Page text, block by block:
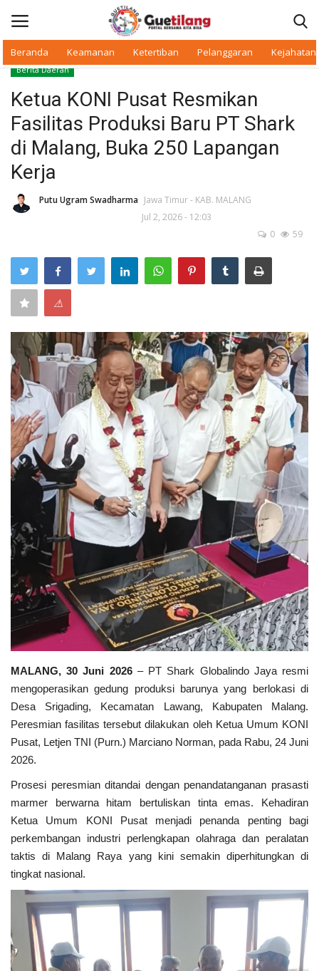
Beranda Keamanan Ketertiban Pelanggaran Kejahatan
Beranda
Daerah
Makan Bergizi
Pelanggaran
Ketertiban
Keamanan
Kejahatan
Cybers Event
UMKM & Ekonomi Kreatif
Pekerja Migran Indonesia
Ekonomi
Pendidikan
Informasi Journalism
Olahraga
Kesehatan
Layanan Publik
Perempuan/Anak
Berita Daerah
Ketua KONI Pusat Resmikan
Fasilitas Produksi Baru PT Shark
di Malang, Buka 250 Lapangan
Kerja
Putu Ugram Swadharma Jawa Timur - KAB. MALANG
Jul 2, 2026 - 12:03
0
59
⚠
MALANG, 30 Juni 2026– PT Shark Globalindo Jaya resmi
mengoperasikan gedung produksi barunya yang berlokasi di
Desa Srigading, Kecamatan Lawang, Kabupaten Malang.
Peresmian fasilitas tersebut dilakukan oleh Ketua Umum KONI
Pusat, Letjen TNI (Purn.) Marciano Norman, pada Rabu, 24 Juni
2026.
Prosesi peresmian ditandai dengan penandatanganan prasasti
marmer berwarna hitam bertuliskan tinta emas. Kehadiran
Ketua Umum KONI Pusat menjadi penanda penting bagi
perkembangan industri perlengkapan olahraga dan peralatan
taktis di Malang Raya yang kini semakin diperhitungkan di
tingkat nasional.